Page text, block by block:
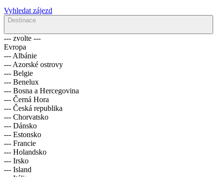
Vyhledat zájezd
--- zvolte ---
Evropa
--- Albánie
--- Azorské ostrovy
--- Belgie
--- Benelux
--- Bosna a Hercegovina
--- Černá Hora
--- Česká republika
--- Chorvatsko
--- Dánsko
--- Estonsko
--- Francie
--- Holandsko
--- Irsko